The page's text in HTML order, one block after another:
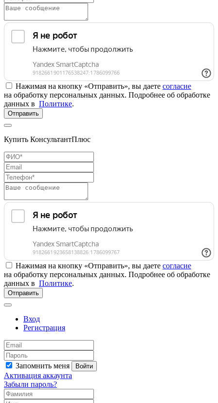
Нажимая на кнопку «Отправить», вы даете согласие
на обработку персональных данных. Подробнее об обработке
данных в Политике.
Отправить
Купить КонсультантПлюс
Нажимая на кнопку «Отправить», вы даете согласие
на обработку персональных данных. Подробнее об обработке
данных в Политике.
Отправить
Вход
Регистрация
Запомнить меня Войти
Активация аккаунта
Забыли пароль?